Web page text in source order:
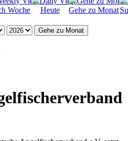
Woche Heute Gehe zu Monat
Gehe zu Monat